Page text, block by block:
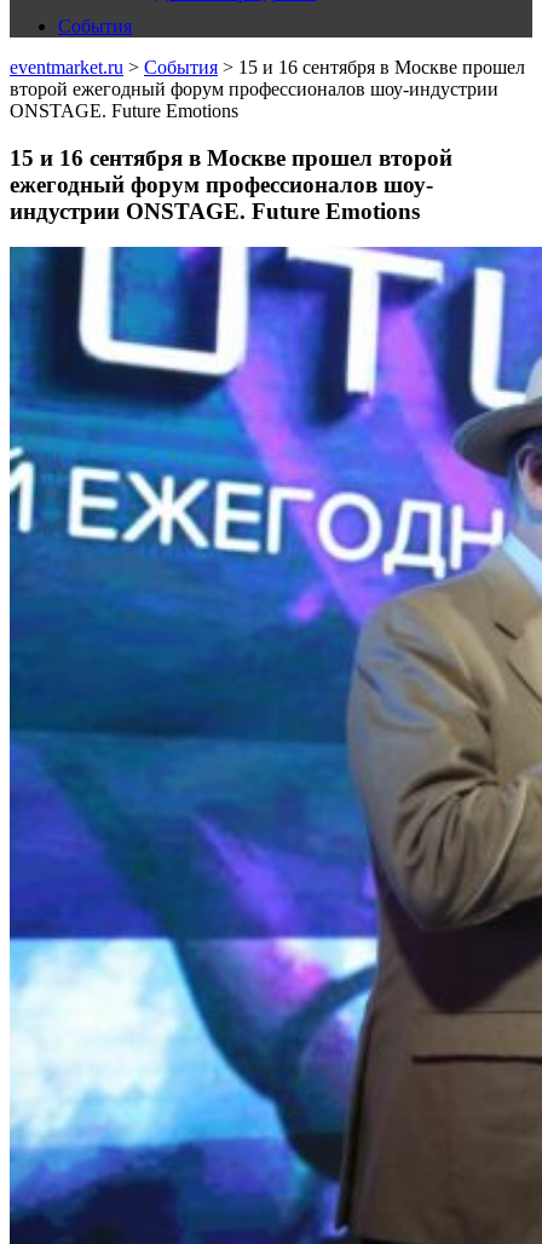
События
eventmarket.ru > События > 15 и 16 сентября в Москве прошел
второй ежегодный форум профессионалов шоу-индустрии
ONSTAGE. Future Emotions
15 и 16 сентября в Москве прошел второй
ежегодный форум профессионалов шоу-
индустрии ONSTAGE. Future Emotions